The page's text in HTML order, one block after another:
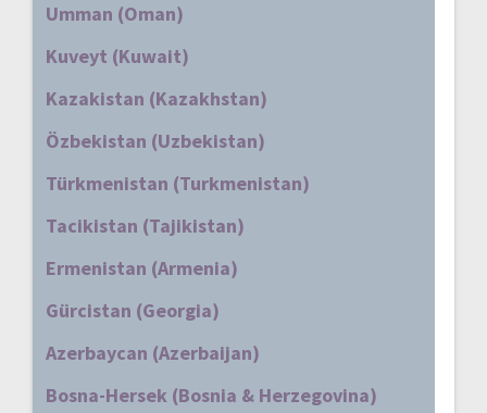
Umman (Oman)
Kuveyt (Kuwait)
Kazakistan (Kazakhstan)
Özbekistan (Uzbekistan)
Türkmenistan (Turkmenistan)
Tacikistan (Tajikistan)
Ermenistan (Armenia)
Gürcistan (Georgia)
Azerbaycan (Azerbaijan)
Bosna-Hersek (Bosnia & Herzegovina)